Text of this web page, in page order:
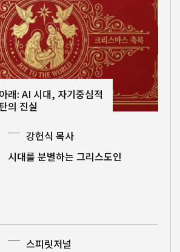
래: AI 시대, 자기중심적
의 진실
강헌식 목사
시대를 분별하는 그리스도인
스피릿저널